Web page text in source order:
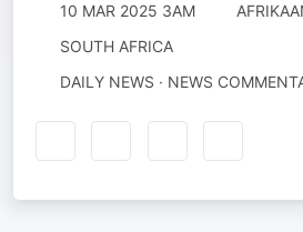
10 MAR 2025 3AM
SOUTH AFRICA
DAILY NEWS · NEWS